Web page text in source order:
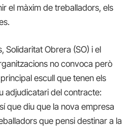
el màxim de treballadors, els
Solidaritat Obrera (SO) i el
no convoca però
escull que tenen els
adjudicatari del contracte:
que diu que la nova empresa
que pensi destinar a la